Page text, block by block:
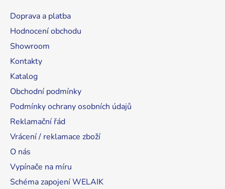
Doprava a platba
Hodnocení obchodu
Showroom
Kontakty
Katalog
Obchodní podmínky
Podmínky ochrany osobních údajů
Reklamační řád
Vrácení / reklamace zboží
O nás
Vypínače na míru
Schéma zapojení WELAIK